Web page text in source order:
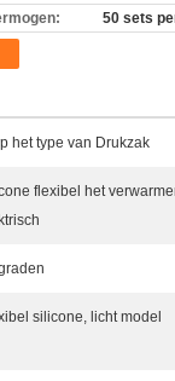
50 sets
het type van Drukzak
flexibel het
silicone, licht model